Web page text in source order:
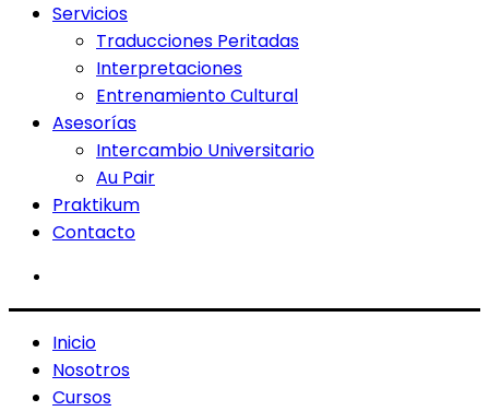
Servicios
Traducciones Peritadas
Interpretaciones
Entrenamiento Cultural
Asesorías
Intercambio Universitario
Au Pair
Praktikum
Contacto
Inicio
Nosotros
Cursos